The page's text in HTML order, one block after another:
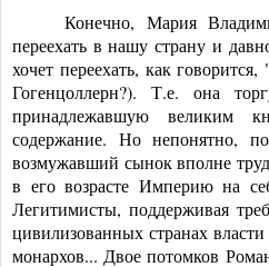
Конечно, Мария
переехать в нашу страну и
хочет переехать, как
Гогенцоллерн?). Т.е. она
принадлежавшую великим
содержание. Но непонятно,
возмужавший сынок вполне
в его возрасте Империю на
Легитимисты, поддерживая
цивилизованных странах
монархов... Двое потомков